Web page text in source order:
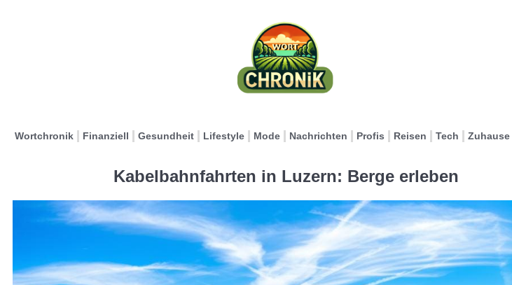
Wortchronik Finanziell Gesundheit Lifestyle Mode Nachrichten Profis Reisen Tech Zuhause
Kabelbahnfahrten in Luzern: Berge erleben